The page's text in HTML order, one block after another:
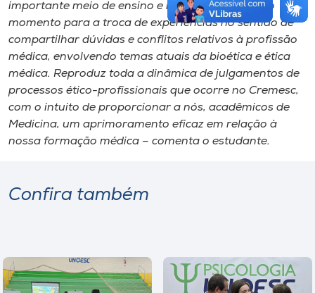
importante meio de ensino e reflexão, um valioso
momento para a troca de experiências no sentido de
compartilhar dúvidas e conflitos relativos à profissão
médica, envolvendo temas atuais da bioética e ética
médica. Reproduz toda a dinâmica de julgamentos de
processos ético-profissionais que ocorre no Cremesc,
com o intuito de proporcionar a nós, acadêmicos de
Medicina, um aprimoramento eficaz em relação à
nossa formação médica – comenta o estudante.
Confira também